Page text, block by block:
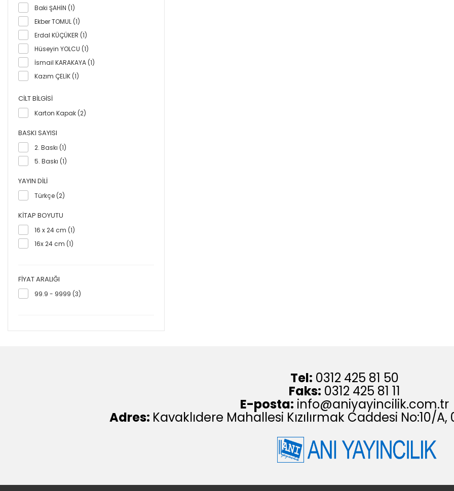
Baki ŞAHİN (1)
Ekber TOMUL (1)
Erdal KÜÇÜKER (1)
Hüseyin YOLCU (1)
İsmail KARAKAYA (1)
Kazım ÇELİK (1)
Meral URAS (1)
Necati CEMALOĞLU (1)
Pınar YENGİN SARPKAYA (1)
Ramazan BAŞTÜRK (1)
Ruhi SARPKAYA (3)
Tahir YILMAZ (1)
Turan Akman ERKILIÇ (1)
Yıldız TURGUT (1)
CILT BILGISI
Karton Kapak (2)
BASKI SAYISI
2. Baskı (1)
5. Baskı (1)
YAYIN DILI
Türkçe (2)
KITAP BOYUTU
16 x 24 cm (1)
16x 24 cm (1)
FIYAT ARALIĞI
99.9 - 9999 (3)
Tel: 0312 425 81 50
Faks: 0312 425 81 11
E-posta: info@aniyayincilik.com.tr
Adres: Kavaklıdere Mahallesi Kızılırmak Caddesi No:10/